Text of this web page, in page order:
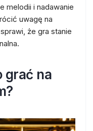
melodii i nadawanie
uwagę na
że gra stanie
grać na